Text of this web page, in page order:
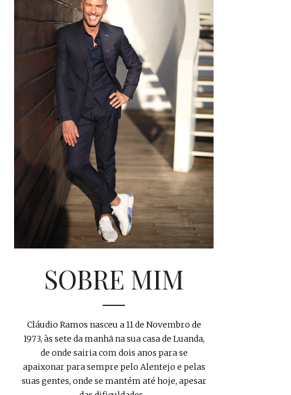
SOBRE MIM
Cláudio Ramos nasceu a 11 de Novembro de
1973, às sete da manhã na sua casa de Luanda,
de onde sairia com dois anos para se
apaixonar para sempre pelo Alentejo e pelas
suas gentes, onde se mantém até hoje, apesar